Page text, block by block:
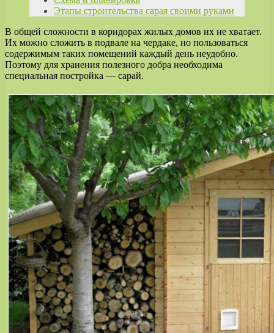
Этапы строительства сарая своими руками
В общей сложности в коридорах жилых домов их не хватает.
Их можно сложить в подвале на чердаке, но пользоваться
содержимым таких помещений каждый день неудобно.
Поэтому для хранения полезного добра необходима
специальная постройка — сарай.